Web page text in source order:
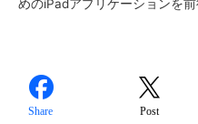
めのiPadアプリケーションを
Share Post